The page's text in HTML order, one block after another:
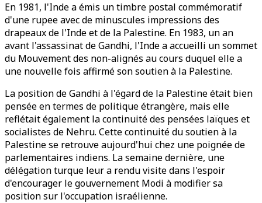
En 1981, l'Inde a émis un timbre postal commémoratif
d'une rupee avec de minuscules impressions des
drapeaux de l'Inde et de la Palestine. En 1983, un an
avant l'assassinat de Gandhi, l'Inde a accueilli un sommet
du Mouvement des non-alignés au cours duquel elle a
une nouvelle fois affirmé son soutien à la Palestine.
La position de Gandhi à l'égard de la Palestine était bien
pensée en termes de politique étrangère, mais elle
reflétait également la continuité des pensées laïques et
socialistes de Nehru. Cette continuité du soutien à la
Palestine se retrouve aujourd'hui chez une poignée de
parlementaires indiens. La semaine dernière, une
délégation turque leur a rendu visite dans l'espoir
d'encourager le gouvernement Modi à modifier sa
position sur l'occupation israélienne.